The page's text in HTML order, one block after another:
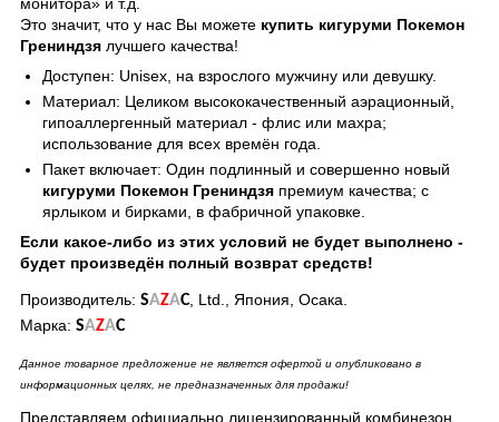
Это значит, что у нас Вы можете купить кигуруми Покемон
Грениндзя лучшего качества!
Доступен: Unisex, на взрослого мужчину или девушку.
Материал: Целиком высококачественный аэрационный,
гипоаллергенный материал - флис или махра;
использование для всех времён года.
Пакет включает: Один подлинный и совершенно новый
кигуруми Покемон Грениндзя премиум качества; с
ярлыком и бирками, в фабричной упаковке.
Если какое-либо из этих условий не будет выполнено -
будет произведён полный возврат средств!
Производитель: SAZAC, Ltd., Япония, Осака.
Марка: SAZAC
Данное товарное предложение не является офертой и опубликовано в
информационных целях, не предназначенных для продажи!
Представляем официально лицензированный комбинезон